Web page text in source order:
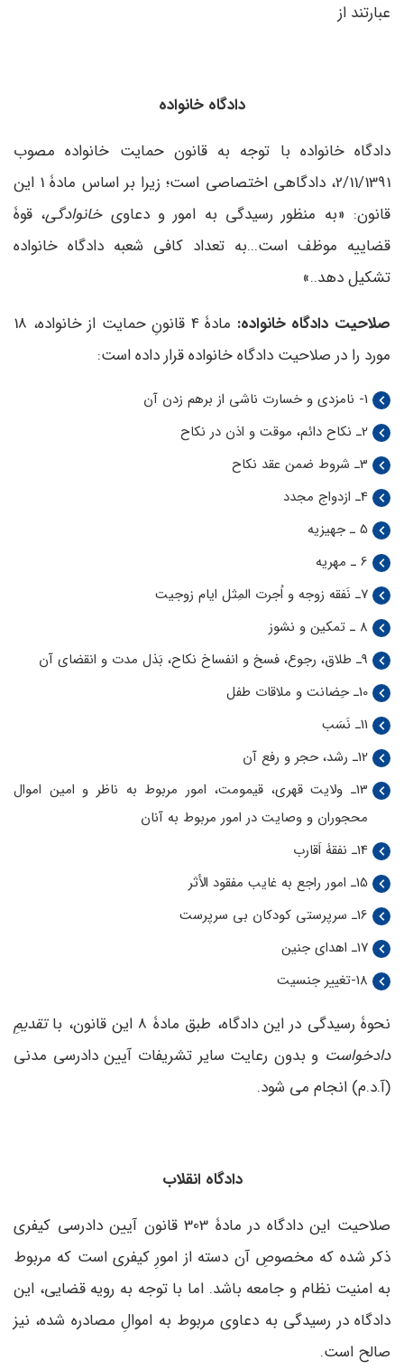
عبارتند از
دادگاه خانواده
دادگاه خانواده با توجه به قانون حمایت خانواده مصوب
2/11/1391، دادگاهی اختصاصی است؛ زیرا بر اساس مادۀ 1 این
قانون: «به منظور رسیدگی به امور و دعاویخانوادگی، قوۀ
قضاییه موظف است...به تعداد کافی شعبه دادگاه خانواده
تشکیل دهد..»
صلاحیت دادگاه خانواده:
مادۀ 4 قانونِ حمایت از خانواده، 18
مورد را در صلاحیت دادگاه خانواده قرار داده است:
1- نامزدی و خسارت ناشی از برهم زدن آن
2ـ نکاح دائم، موقت و اذن در نکاح
3ـ شروط ضمن عقد نکاح
4ـ ازدواج مجدد
5 ـ جهیزیه
6 ـ مهریه
7ـ نَفقه زوجه و اُجرت المِثل ایام زوجیت
8 ـ تمکین و نشوز
9ـ طلاق، رجوع، فسخ و انفساخ نکاح، بَذل مدت و انقضای آن
10ـ حِضانت و ملاقات طفل
11ـ نَسَب
12ـ رشد، حجر و رفع آن
13ـ ولایت قهری، قیمومت، امور مربوط به ناظر و امین اموال
محجوران و وصایت در امور مربوط به آنان
14ـ نفقۀ اَقارب
15ـ امور راجع به غایب مفقود الأثر
16ـ سرپرستی کودکان بی سرپرست
17ـ اهدای جنین
18-تغییر جنسیت
نحوۀ رسیدگی در این دادگاه، طبق مادۀ 8 این قانون، با
تقدیمِ
دادخواست و بدون رعایت سایر تشریفات آیین دادرسی مدنی
(آ.د.م) انجام می­ شود.
دادگاه انقلاب
صلاحیت این دادگاه در مادۀ 303 قانون آیین دادرسی کیفری
ذکر شده که مخصوصِ آن دسته از امورِ کیفری است که مربوط
به امنیت نظام و جامعه باشد. اما با توجه به رویه قضایی، این
دادگاه در رسیدگی به دعاوی مربوط به اموالِ مصادره شده، نیز
صالح است.